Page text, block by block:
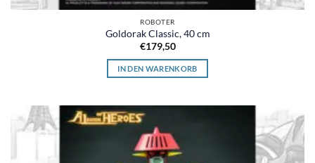
ROBOTER
Goldorak Classic, 40 cm
€179,50
IN DEN WARENKORB